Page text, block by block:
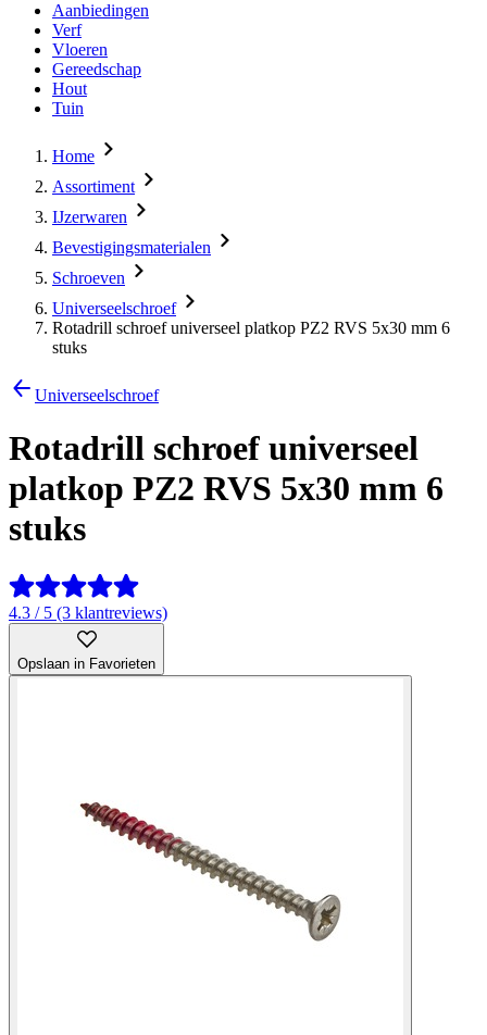
Aanbiedingen
Verf
Vloeren
Gereedschap
Hout
Tuin
Home
Assortiment
IJzerwaren
Bevestigingsmaterialen
Schroeven
Universeelschroef
Rotadrill schroef universeel platkop PZ2 RVS 5x30 mm 6
stuks
Universeelschroef
Rotadrill schroef universeel
platkop PZ2 RVS 5x30 mm 6
stuks
4.3 / 5 (3 klantreviews)
Opslaan in Favorieten